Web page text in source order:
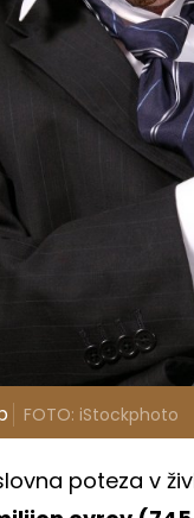
FOTO: iStockphoto
poteza v